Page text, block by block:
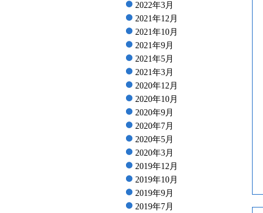
2022年3月
2021年12月
2021年10月
2021年9月
2021年5月
2021年3月
2020年12月
2020年10月
2020年9月
2020年7月
2020年5月
2020年3月
2019年12月
2019年10月
2019年9月
2019年7月